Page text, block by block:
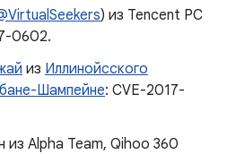
) из Tencent PC
0602.
из Иллинойсского
Шампейне: CVE-2017-
из Alpha Team, Qihoo 360